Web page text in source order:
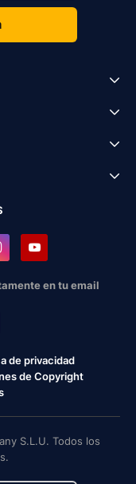
en tu email
de privacidad
de Copyright
S.L.U. Todos los